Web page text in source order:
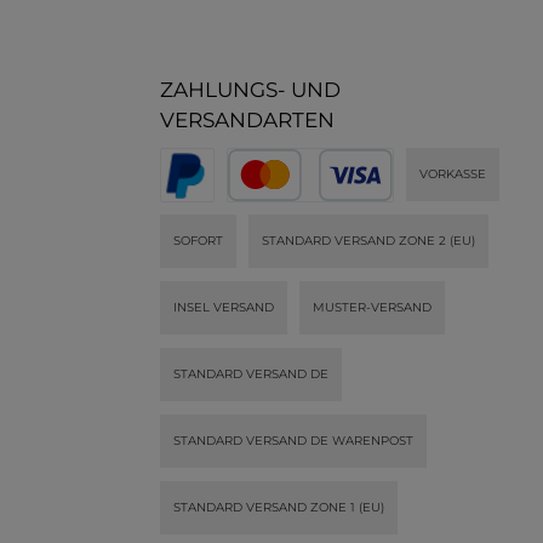
Businesskleidung
ZAHLUNGS- UND
VERSANDARTEN
VORKASSE
SOFORT STANDARD VERSAND ZONE 2 (EU)
INSEL VERSAND MUSTER-VERSAND
STANDARD VERSAND DE
STANDARD VERSAND DE WARENPOST
STANDARD VERSAND ZONE 1 (EU)